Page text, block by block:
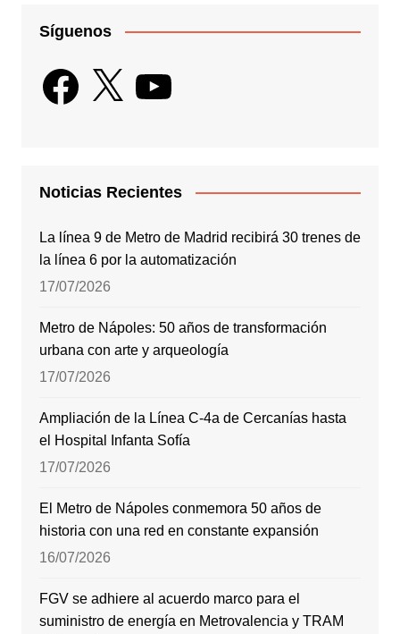
Síguenos
Facebook
X YouTube
Noticias Recientes
La línea 9 de Metro de Madrid recibirá 30 trenes de
la línea 6 por la automatización
17/07/2026
Metro de Nápoles: 50 años de transformación
urbana con arte y arqueología
17/07/2026
Ampliación de la Línea C-4a de Cercanías hasta
el Hospital Infanta Sofía
17/07/2026
El Metro de Nápoles conmemora 50 años de
historia con una red en constante expansión
16/07/2026
FGV se adhiere al acuerdo marco para el
suministro de energía en Metrovalencia y TRAM